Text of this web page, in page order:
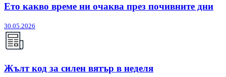
Ето какво време ни очаква през почивните дни
30.05.2026
Жълт код за силен вятър в неделя